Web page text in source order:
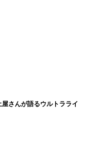
さんが語るウルトラライ